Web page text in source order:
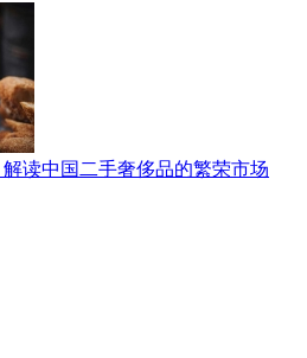
读中国二手奢侈品的繁荣市场